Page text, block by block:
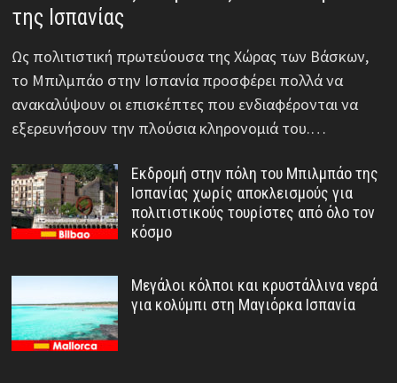
της Ισπανίας
Ως πολιτιστική πρωτεύουσα της Χώρας των Βάσκων,
το Μπιλμπάο στην Ισπανία προσφέρει πολλά να
ανακαλύψουν οι επισκέπτες που ενδιαφέρονται να
εξερευνήσουν την πλούσια κληρονομιά του.…
Εκδρομή στην πόλη του Μπιλμπάο της
Ισπανίας χωρίς αποκλεισμούς για
πολιτιστικούς τουρίστες από όλο τον
κόσμο
Μεγάλοι κόλποι και κρυστάλλινα νερά
για κολύμπι στη Μαγιόρκα Ισπανία